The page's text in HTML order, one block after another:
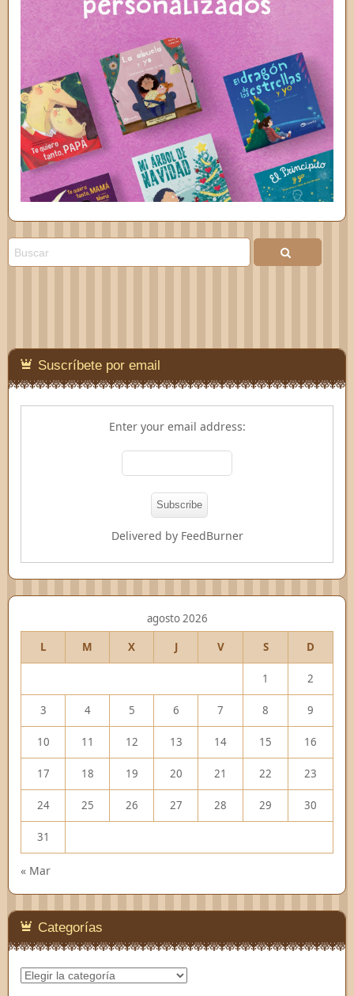
Suscríbete por email
Enter your email address:
Delivered by FeedBurner
agosto 2026
L
M X J V S D
1 2
3 4 5 6 7 8 9
10 11 12 13 14 15 16
17 18 19 20 21 22 23
24 25 26 27 28 29 30
31
« Mar
Categorías
Categorías